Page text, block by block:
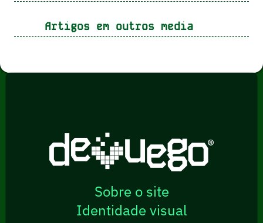
Artigos em outros media
Sobre o site
Identidade visual